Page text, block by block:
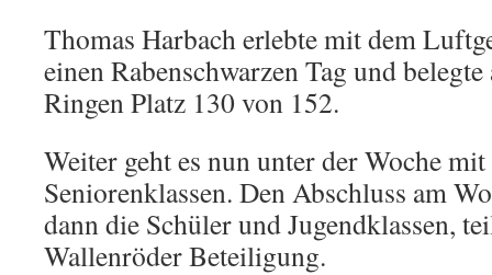
Thomas Harbach erlebte mit dem
einen Rabenschwarzen Tag und
Ringen Platz 130 von 152.
Weiter geht es nun unter der Woche
Seniorenklassen. Den Abschluss am
dann die Schüler und Jugendklassen,
Wallenröder Beteiligung.